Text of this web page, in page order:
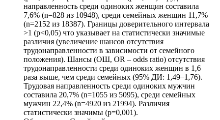
направленность среди одиноких женщин составила
7,6% (n=828 из 10948), среди семейных женщин 11,7%
(n=2152 из 18387). Границы доверительного интервала
>1 (р<0,05) что указывает на статистически значимые
различия (увеличение шансов отсутствия
трудонаправленности в зависимости от семейного
положения). Шансы (ОШ, OR – odds ratio) отсутствия
трудонаправленности среди одиноких женщин в 1,6
раза выше, чем среди семейных (95% ДИ: 1,49–1,76).
Трудовая направленность среди одиноких мужчин
составила 20,7% (n=1055 из 5095), среди семейных
мужчин 22,4% (n=4920 из 21994). Различия
статистически значимы (р=0,001).